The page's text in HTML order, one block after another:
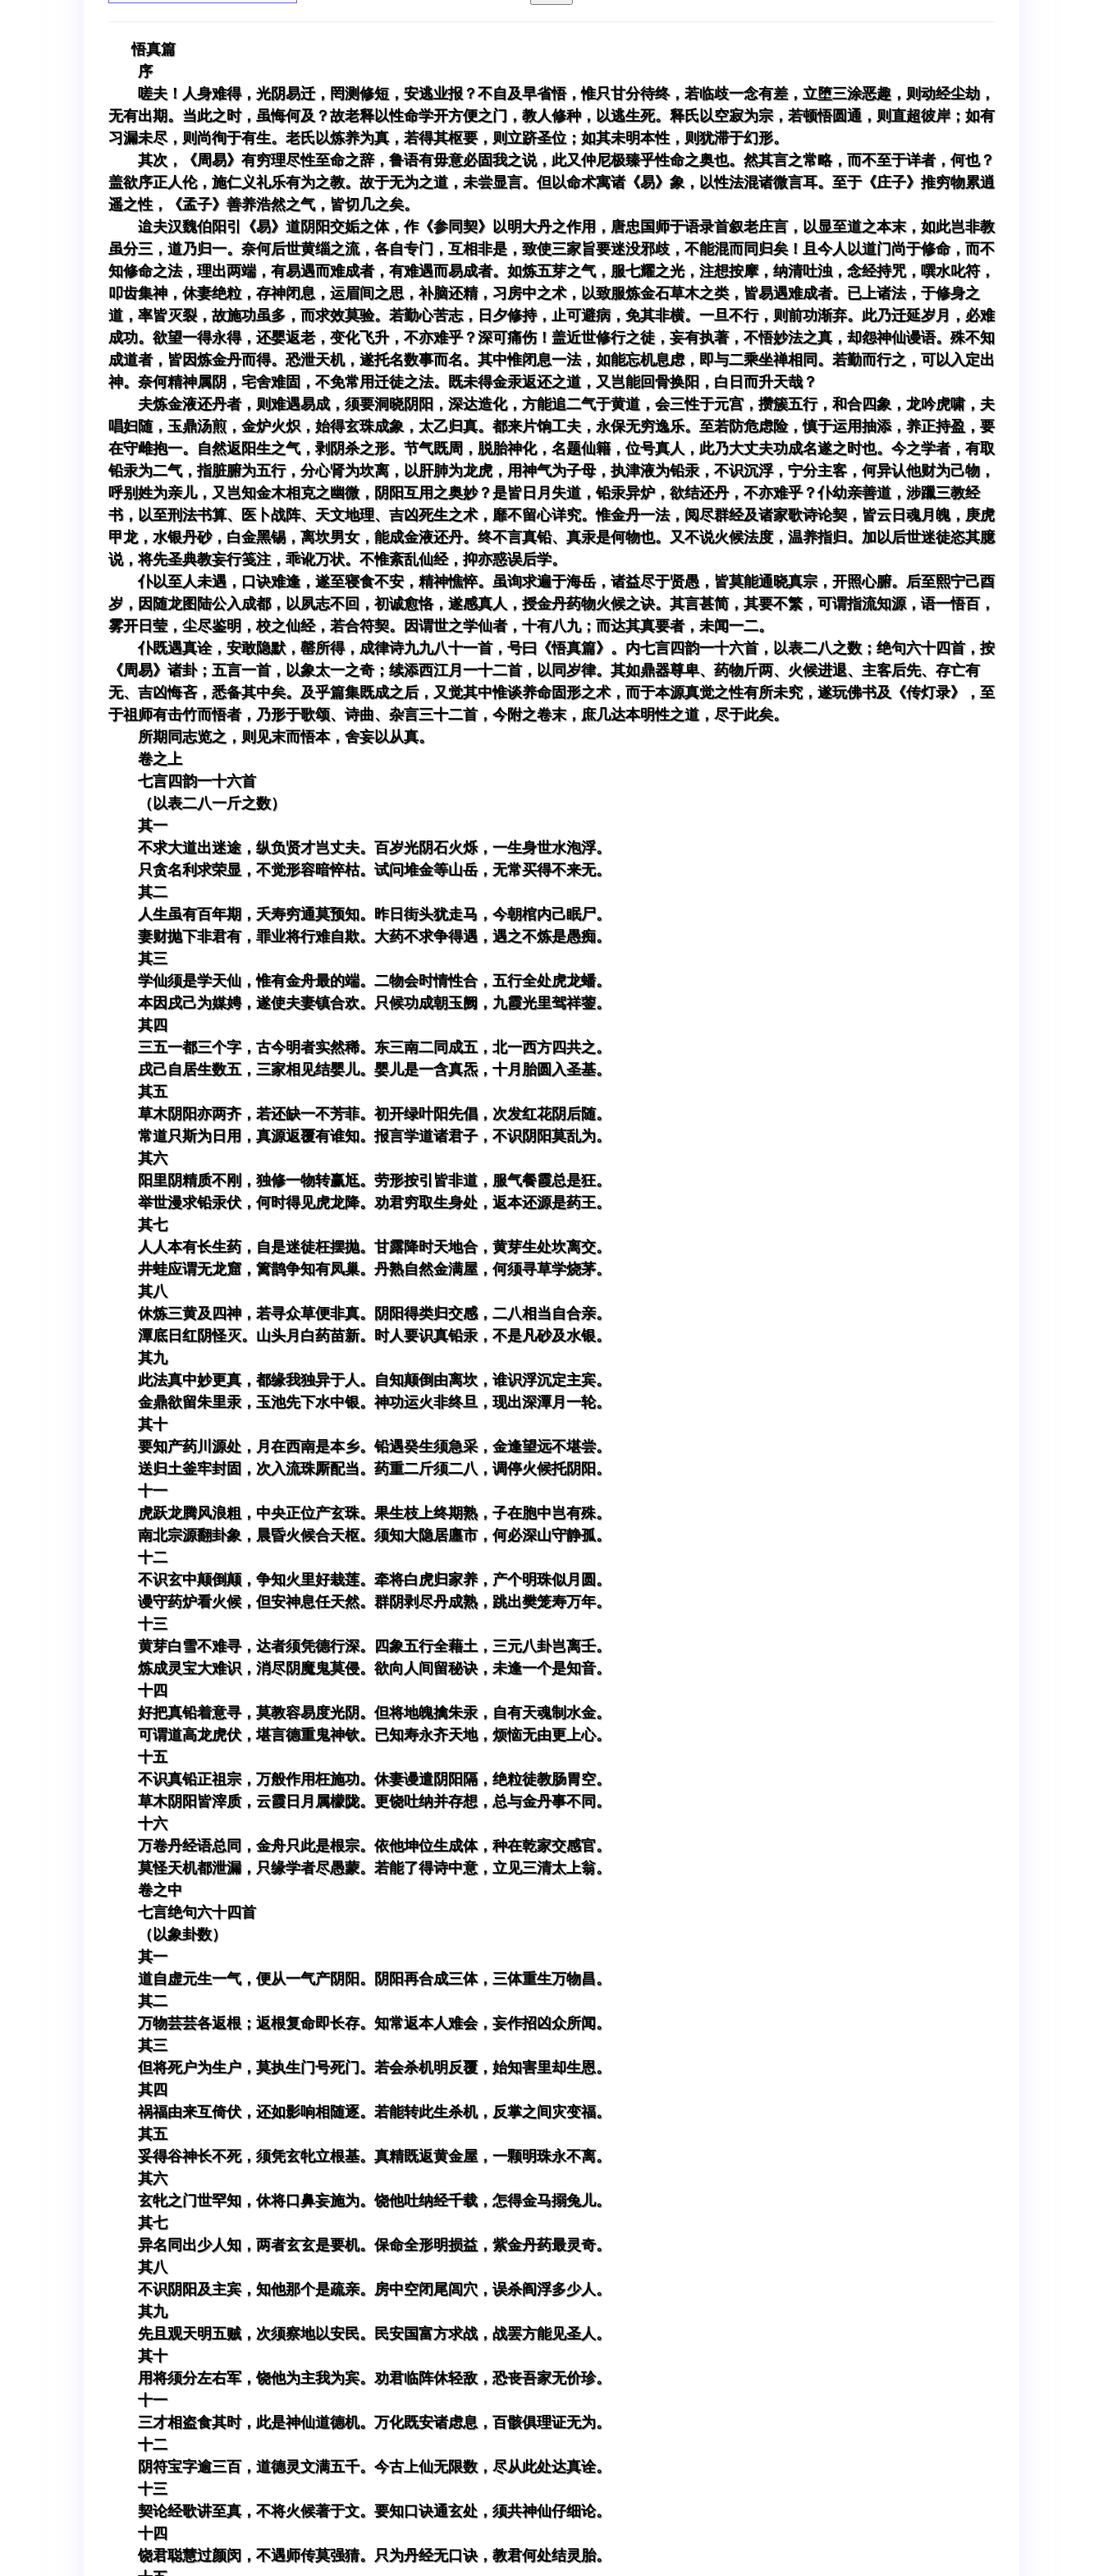
悟真篇
序
嗟夫！人身难得，光阴易迁，罔测修短，安逃业报？不自及早省悟，惟只甘分待终，若临歧一念有差，立堕三涂恶趣，则动经尘劫，
无有出期。当此之时，虽悔何及？故老释以性命学开方便之门，教人修种，以逃生死。释氏以空寂为宗，若顿悟圆通，则直超彼岸；如有
习漏未尽，则尚徇于有生。老氏以炼养为真，若得其枢要，则立跻圣位；如其未明本性，则犹滞于幻形。
其次，《周易》有穷理尽性至命之辞，鲁语有毋意必固我之说，此又仲尼极臻乎性命之奥也。然其言之常略，而不至于详者，何也？
盖欲序正人伦，施仁义礼乐有为之教。故于无为之道，未尝显言。但以命术寓诸《易》象，以性法混诸微言耳。至于《庄子》推穷物累逍
遥之性，《孟子》善养浩然之气，皆切几之矣。
迨夫汉魏伯阳引《易》道阴阳交姤之体，作《参同契》以明大丹之作用，唐忠国师于语录首叙老庄言，以显至道之本末，如此岂非教
虽分三，道乃归一。奈何后世黄缁之流，各自专门，互相非是，致使三家旨要迷没邪歧，不能混而同归矣！且今人以道门尚于修命，而不
知修命之法，理出两端，有易遇而难成者，有难遇而易成者。如炼五芽之气，服七耀之光，注想按摩，纳清吐浊，念经持咒，噀水叱符，
叩齿集神，休妻绝粒，存神闭息，运眉间之思，补脑还精，习房中之术，以致服炼金石草木之类，皆易遇难成者。已上诸法，于修身之
道，率皆灭裂，故施功虽多，而求效莫验。若勤心苦志，日夕修持，止可避病，免其非横。一旦不行，则前功渐弃。此乃迁延岁月，必难
成功。欲望一得永得，还婴返老，变化飞升，不亦难乎？深可痛伤！盖近世修行之徒，妄有执著，不悟妙法之真，却怨神仙谩语。殊不知
成道者，皆因炼金丹而得。恐泄天机，遂托名数事而名。其中惟闭息一法，如能忘机息虑，即与二乘坐禅相同。若勤而行之，可以入定出
神。奈何精神属阴，宅舍难固，不免常用迁徒之法。既未得金汞返还之道，又岂能回骨换阳，白日而升天哉？
夫炼金液还丹者，则难遇易成，须要洞晓阴阳，深达造化，方能追二气于黄道，会三性于元宫，攒簇五行，和合四象，龙吟虎啸，夫
唱妇随，玉鼎汤煎，金炉火炽，始得玄珠成象，太乙归真。都来片饷工夫，永保无穷逸乐。至若防危虑险，慎于运用抽添，养正持盈，要
在守雌抱一。自然返阳生之气，剥阴杀之形。节气既周，脱胎神化，名题仙籍，位号真人，此乃大丈夫功成名遂之时也。今之学者，有取
铅汞为二气，指脏腑为五行，分心肾为坎离，以肝肺为龙虎，用神气为子母，执津液为铅汞，不识沉浮，宁分主客，何异认他财为己物，
呼别姓为亲儿，又岂知金木相克之幽微，阴阳互用之奥妙？是皆日月失道，铅汞异炉，欲结还丹，不亦难乎？仆幼亲善道，涉躐三教经
书，以至刑法书算、医卜战阵、天文地理、吉凶死生之术，靡不留心详究。惟金丹一法，阅尽群经及诸家歌诗论契，皆云日魂月魄，庚虎
甲龙，水银丹砂，白金黑锡，离坎男女，能成金液还丹。终不言真铅、真汞是何物也。又不说火候法度，温养指归。加以后世迷徒恣其臆
说，将先圣典教妄行笺注，乖讹万状。不惟紊乱仙经，抑亦惑误后学。
仆以至人未遇，口诀难逢，遂至寝食不安，精神憔悴。虽询求遍于海岳，诸益尽于贤愚，皆莫能通晓真宗，开照心腑。后至熙宁己酉
岁，因随龙图陆公入成都，以夙志不回，初诚愈恪，遂感真人，授金丹药物火候之诀。其言甚简，其要不繁，可谓指流知源，语一悟百，
雾开日莹，尘尽鉴明，校之仙经，若合符契。因谓世之学仙者，十有八九；而达其真要者，未闻一二。
仆既遇真诠，安敢隐默，罄所得，成律诗九九八十一首，号曰《悟真篇》。内七言四韵一十六首，以表二八之数；绝句六十四首，按
《周易》诸卦；五言一首，以象太一之奇；续添西江月一十二首，以同岁律。其如鼎器尊卑、药物斤两、火候进退、主客后先、存亡有
无、吉凶悔吝，悉备其中矣。及乎篇集既成之后，又觉其中惟谈养命固形之术，而于本源真觉之性有所未究，遂玩佛书及《传灯录》，至
于祖师有击竹而悟者，乃形于歌颂、诗曲、杂言三十二首，今附之卷末，庶几达本明性之道，尽于此矣。
所期同志览之，则见末而悟本，舍妄以从真。
卷之上
七言四韵一十六首
（以表二八一斤之数）
其一
不求大道出迷途，纵负贤才岂丈夫。百岁光阴石火烁，一生身世水泡浮。
只贪名利求荣显，不觉形容暗悴枯。试问堆金等山岳，无常买得不来无。
其二
人生虽有百年期，夭寿穷通莫预知。昨日街头犹走马，今朝棺内己眠尸。
妻财抛下非君有，罪业将行难自欺。大药不求争得遇，遇之不炼是愚痴。
其三
学仙须是学天仙，惟有金舟最的端。二物会时情性合，五行全处虎龙蟠。
本因戌己为媒娉，遂使夫妻镇合欢。只候功成朝玉阙，九霞光里驾祥蓥。
其四
三五一都三个字，古今明者实然稀。东三南二同成五，北一西方四共之。
戌己自居生数五，三家相见结婴儿。婴儿是一含真炁，十月胎圆入圣基。
其五
草木阴阳亦两齐，若还缺一不芳菲。初开绿叶阳先倡，次发红花阴后随。
常道只斯为日用，真源返覆有谁知。报言学道诸君子，不识阴阳莫乱为。
其六
阳里阴精质不刚，独修一物转赢尪。劳形按引皆非道，服气餐霞总是狂。
举世漫求铅汞伏，何时得见虎龙降。劝君穷取生身处，返本还源是药王。
其七
人人本有长生药，自是迷徒枉摆抛。甘露降时天地合，黄芽生处坎离交。
井蛙应谓无龙窟，篱鹊争知有凤巢。丹熟自然金满屋，何须寻草学烧茅。
其八
休炼三黄及四神，若寻众草便非真。阴阳得类归交感，二八相当自合亲。
潭底日红阴怪灭。山头月白药苗新。时人要识真铅汞，不是凡砂及水银。
其九
此法真中妙更真，都缘我独异于人。自知颠倒由离坎，谁识浮沉定主宾。
金鼎欲留朱里汞，玉池先下水中银。神功运火非终旦，现出深潭月一轮。
其十
要知产药川源处，月在西南是本乡。铅遇癸生须急采，金逢望远不堪尝。
送归土釜牢封固，次入流珠厮配当。药重二斤须二八，调停火候托阴阳。
十一
虎跃龙腾风浪粗，中央正位产玄珠。果生枝上终期熟，子在胞中岂有殊。
南北宗源翻卦象，晨昏火候合天枢。须知大隐居廛市，何必深山守静孤。
十二
不识玄中颠倒颠，争知火里好栽莲。牵将白虎归家养，产个明珠似月圆。
谩守药炉看火候，但安神息任天然。群阴剥尽丹成熟，跳出樊笼寿万年。
十三
黄芽白雪不难寻，达者须凭德行深。四象五行全藉土，三元八卦岂离壬。
炼成灵宝大难识，消尽阴魔鬼莫侵。欲向人间留秘诀，未逢一个是知音。
十四
好把真铅着意寻，莫教容易度光阴。但将地魄擒朱汞，自有天魂制水金。
可谓道高龙虎伏，堪言德重鬼神钦。已知寿永齐天地，烦恼无由更上心。
十五
不识真铅正祖宗，万般作用枉施功。休妻谩遣阴阳隔，绝粒徒教肠胃空。
草木阴阳皆滓质，云霞日月属檬陇。更饶吐纳并存想，总与金丹事不同。
十六
万卷丹经语总同，金舟只此是根宗。依他坤位生成体，种在乾家交感官。
莫怪天机都泄漏，只缘学者尽愚蒙。若能了得诗中意，立见三清太上翁。
卷之中
七言绝句六十四首
（以象卦数）
其一
道自虚元生一气，便从一气产阴阳。阴阳再合成三体，三体重生万物昌。
其二
万物芸芸各返根；返根复命即长存。知常返本人难会，妄作招凶众所闻。
其三
但将死户为生户，莫执生门号死门。若会杀机明反覆，始知害里却生恩。
其四
祸福由来互倚伏，还如影响相随逐。若能转此生杀机，反掌之间灾变福。
其五
妥得谷神长不死，须凭玄牝立根基。真精既返黄金屋，一颗明珠永不离。
其六
玄牝之门世罕知，休将口鼻妄施为。饶他吐纳经千载，怎得金马搦兔儿。
其七
异名同出少人知，两者玄玄是要机。保命全形明损益，紫金丹药最灵奇。
其八
不识阴阳及主宾，知他那个是疏亲。房中空闭尾闾穴，误杀阎浮多少人。
其九
先且观天明五贼，次须察地以安民。民安国富方求战，战罢方能见圣人。
其十
用将须分左右军，饶他为主我为宾。劝君临阵休轻敌，恐丧吾家无价珍。
十一
三才相盗食其时，此是神仙道德机。万化既安诸虑息，百骸俱理证无为。
十二
阴符宝字逾三百，道德灵文满五千。今古上仙无限数，尽从此处达真诠。
十三
契论经歌讲至真，不将火候著于文。要知口诀通玄处，须共神仙仔细论。
十四
饶君聪慧过颜闵，不遇师传莫强猜。只为丹经无口诀，教君何处结灵胎。